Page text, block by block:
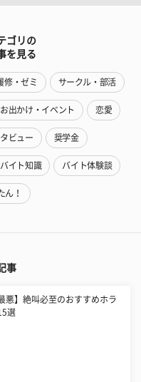
ゴリの
を見る
修・ゼミ サークル・部活
お出かけ・イベント 恋愛
ビュー 奨学金
バイト知識 バイト体験談
ん！
事
悪】絶叫必至のおすすめホラ
選